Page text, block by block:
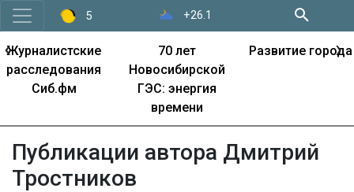
5 +26.1
Журналистские
расследования
Сиб.фм
70 лет
Новосибирской
ГЭС: энергия
времени
Развитие города
‹ ›
Публикации автора Дмитрий
Тростников